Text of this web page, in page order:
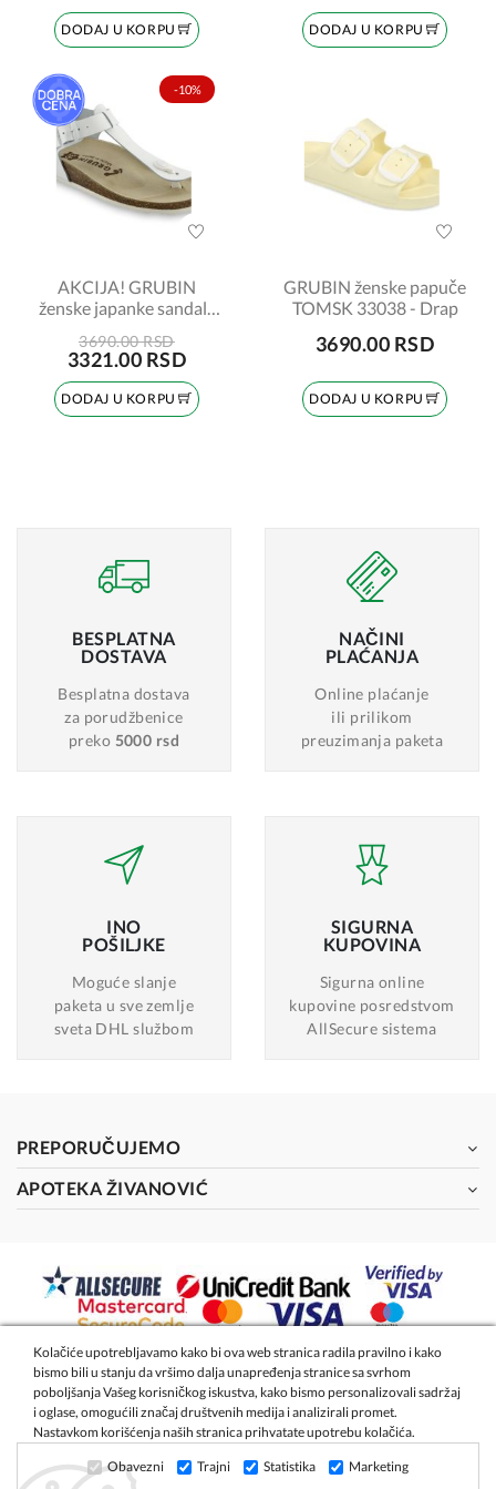
DODAJ U KORPU DODAJ U KORPU
-10%
AKCIJA! GRUBIN
ženske japanke sandale
broj:41
3690.00 RSD
3321.00 RSD
DODAJ U KORPU
GRUBIN ženske papuče
TOMSK 33038 - Drap
3690.00 RSD
DODAJ U KORPU
BESPLATNA
DOSTAVA
Besplatna dostava
za porudžbenice
preko 5000 rsd
NAČINI
PLAĆANJA
Online plaćanje
ili prilikom
preuzimanja paketa
INO
POŠILJKE
Moguće slanje
paketa u sve zemlje
sveta DHL službom
SIGURNA
KUPOVINA
Sigurna online
kupovine posredstvom
AllSecure sistema
PREPORUČUJEMO
APOTEKA ŽIVANOVIĆ
2026 - Apoteka Magistra Živanović
Kolačiće upotrebljavamo kako bi ova web stranica radila pravilno i kako
bismo bili u stanju da vršimo dalja unapređenja stranice sa svrhom
poboljšanja Vašeg korisničkog iskustva, kako bismo personalizovali sadržaj
i oglase, omogućili značaj društvenih medija i analizirali promet.
Nastavkom korišćenja naših stranica prihvatate upotrebu kolačića.
Obavezni Trajni Statistika Marketing